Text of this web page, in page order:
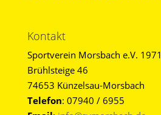
Kontakt
Sportverein Morsbach e.V. 1971
Brühlsteige 46
74653 Künzelsau-Morsbach
Telefon: 07940 / 6955